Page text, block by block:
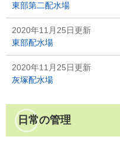
東部第二配水場
2020年11月25日更新
東部配水場
2020年11月25日更新
灰塚配水場
日常の管理